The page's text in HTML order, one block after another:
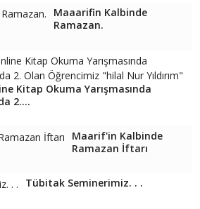
Maaarifin Kalbinde
Ramazan.
Kitap Okuma Yarışmasında
2....
Maarif'in Kalbinde
Ramazan İftarı
Tübitak Seminerimiz. . .